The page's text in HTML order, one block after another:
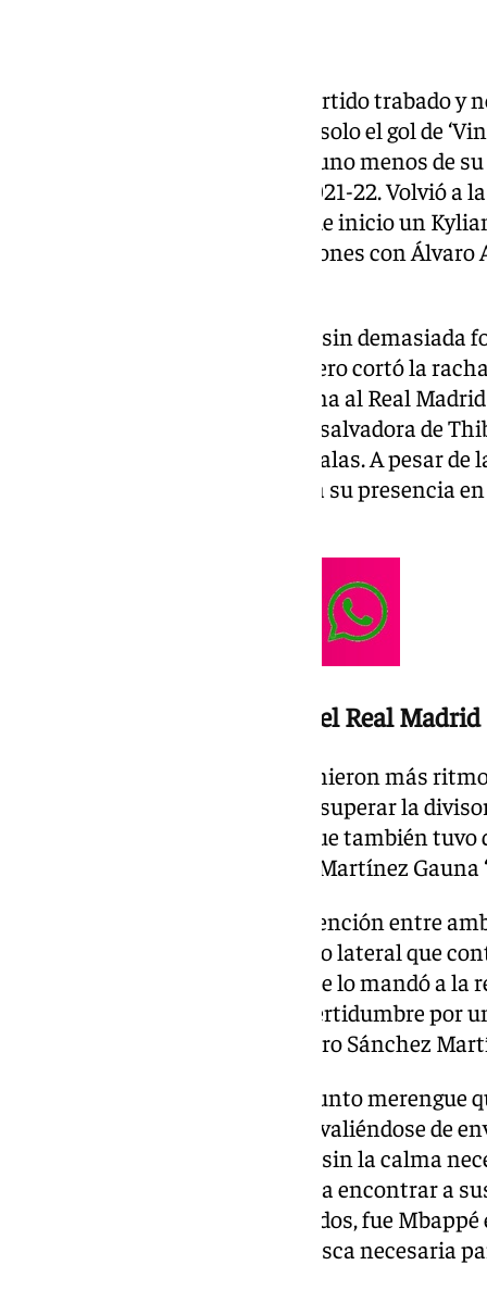
El feudo sevillista albergó un partido trabado y
ofensivamente, al que alumbró solo el gol de
celebrar su 16º gol en Liga, solo uno menos de
competición doméstica de la 2021-22. Volvió
de un mes después y participó de inicio un
previa por su cruce de declaraciones con Álvaro
El equipo hispalense lo intentó sin demasiada
Akor Adams, principalmente, pero cortó la
llegaba a este encuentro -no gana al Real
toparon con el habitual parada salvadora de
finales, en esta ocasión a Kike Salas. A pesar
encima del descenso y confirma su presencia
Derrota por la mínima ante el Real Madrid
Los de Luis García Plaza imprimieron más
Real Madrid incapaz apenas de superar la
en probar a Thibaut Courtois, que también
tiro desde la frontal de Joaquín Martínez Gauna
Tras un periodo de mucha contención entre
en una jugada aislada. Un centro lateral que
algo desestabilizado, y el rechace lo mandó a
tanto en Liga. Hubo algo de incertidumbre por
sobre Carmona en el control, pero Sánchez
El gol no dio más brío a un conjunto merengue
con precipitación en la salida y valiéndose de
Sevilla no estaba mucho mejor, sin la calma
tres cuartos y con dificultad para encontrar a
Con los blancos algo mas cómodos, fue
desde la izquierda, pero sin la rosca necesaria